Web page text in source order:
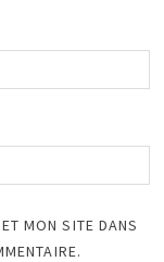
MON SITE DANS